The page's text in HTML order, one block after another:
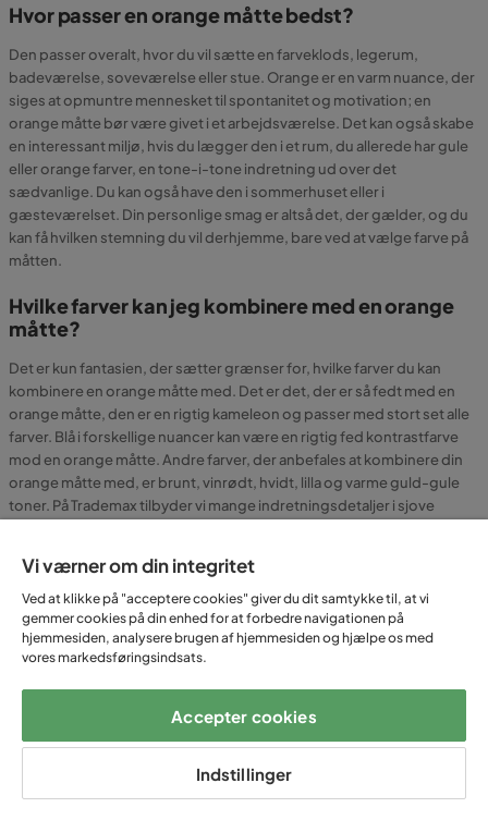
Hvor passer en orange måtte bedst?
Den passer overalt, hvor du vil sætte en farveklods, legerum,
badeværelse, soveværelse eller stue. Orange er en varm nuance, der
siges at opmuntre mennesket til spontanitet og motivation; en
orange måtte bør være givet i et arbejdsværelse. Det kan også skabe
en interessant miljø, hvis du lægger den i et rum, du allerede har gule
eller orange farver, en tone-i-tone indretning ud over det
sædvanlige. Du kan også have den i sommerhuset eller i
gæsteværelset. Din personlige smag er altså det, der gælder, og du
kan få hvilken stemning du vil derhjemme, bare ved at vælge farve på
måtten.
Hvilke farver kan jeg kombinere med en orange
måtte?
Det er kun fantasien, der sætter grænser for, hvilke farver du kan
kombinere en orange måtte med. Det er det, der er så fedt med en
orange måtte, den er en rigtig kameleon og passer med stort set alle
farver. Blå i forskellige nuancer kan være en rigtig fed kontrastfarve
mod en orange måtte. Andre farver, der anbefales at kombinere din
orange måtte med, er brunt, vinrødt, hvidt, lilla og varme guld-gule
toner. På Trademax tilbyder vi mange indretningsdetaljer i sjove
TILMELD DIG
NYHEDSBREVET
Vi værner om din integritet
Ved at klikke på "acceptere cookies" giver du dit samtykke til, at vi
gemmer cookies på din enhed for at forbedre navigationen på
hjemmesiden, analysere brugen af hjemmesiden og hjælpe os med
vores markedsføringsindsats.
Accepter cookies
Indstillinger